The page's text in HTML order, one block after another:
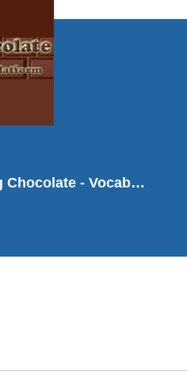
Learning Chocolate - Vocabulary Learning Platform